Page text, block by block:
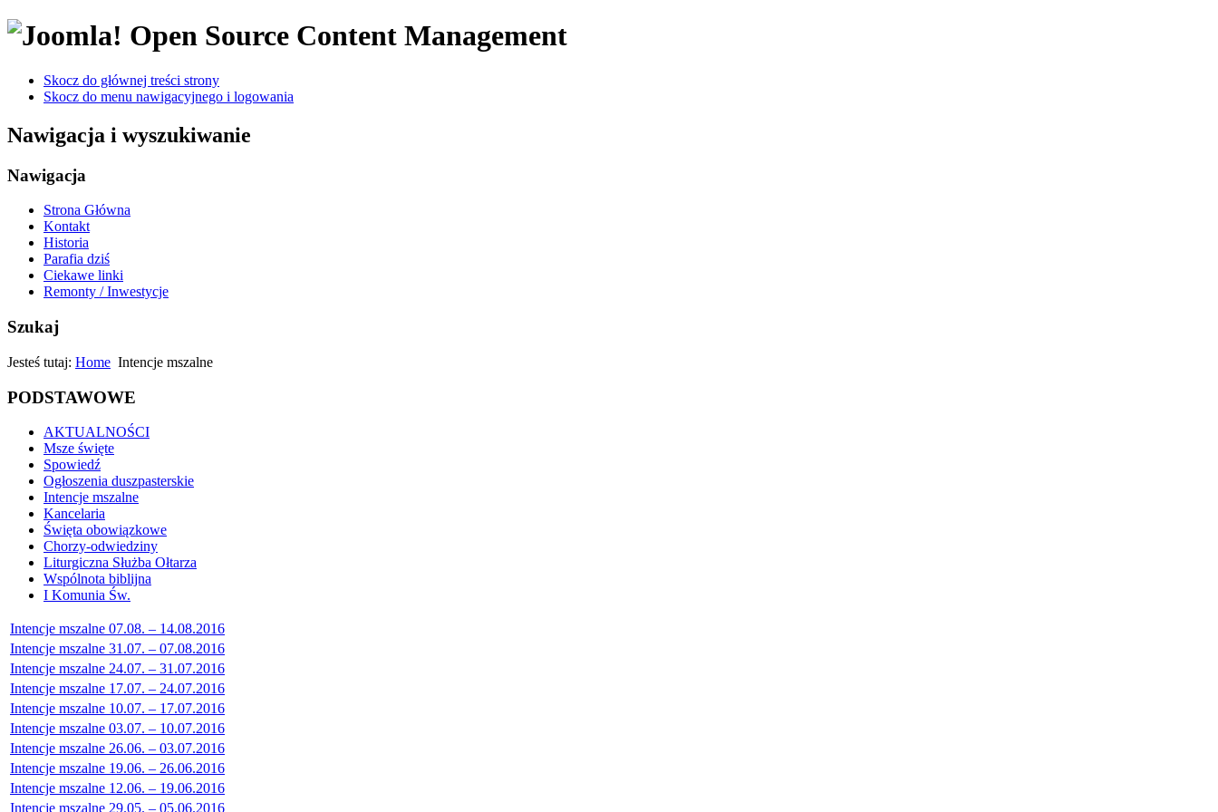
Open Source Content Management
Skocz do głównej treści strony
Skocz do menu nawigacyjnego i logowania
Nawigacja i wyszukiwanie
Nawigacja
Strona Główna
Kontakt
Historia
Parafia dziś
Ciekawe linki
Remonty / Inwestycje
Szukaj
Jesteś tutaj: Home Intencje mszalne
PODSTAWOWE
AKTUALNOŚCI
Msze święte
Spowiedź
Ogłoszenia duszpasterskie
Intencje mszalne
Kancelaria
Święta obowiązkowe
Chorzy-odwiedziny
Liturgiczna Służba Ołtarza
Wspólnota biblijna
I Komunia Św.
Intencje mszalne 07.08. – 14.08.2016
Intencje mszalne 31.07. – 07.08.2016
Intencje mszalne 24.07. – 31.07.2016
Intencje mszalne 17.07. – 24.07.2016
Intencje mszalne 10.07. – 17.07.2016
Intencje mszalne 03.07. – 10.07.2016
Intencje mszalne 26.06. – 03.07.2016
Intencje mszalne 19.06. – 26.06.2016
Intencje mszalne 12.06. – 19.06.2016
Intencje mszalne 29.05. – 05.06.2016